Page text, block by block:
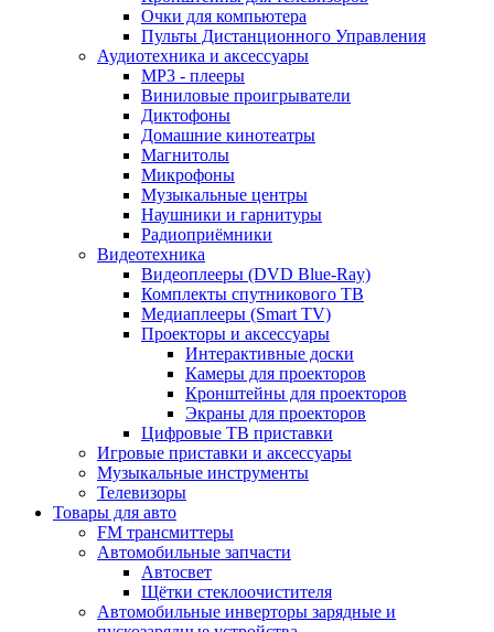
Очки для компьютера
Пульты Дистанционного Управления
Аудиотехника и аксессуары
MP3 - плееры
Виниловые проигрыватели
Диктофоны
Домашние кинотеатры
Магнитолы
Микрофоны
Музыкальные центры
Наушники и гарнитуры
Радиоприёмники
Видеотехника
Видеоплееры (DVD Blue-Ray)
Комплекты спутникового ТВ
Медиаплееры (Smart TV)
Проекторы и аксессуары
Интерактивные доски
Камеры для проекторов
Кронштейны для проекторов
Экраны для проекторов
Цифровые ТВ приставки
Игровые приставки и аксессуары
Музыкальные инструменты
Телевизоры
Товары для авто
FM трансмиттеры
Автомобильные запчасти
Автосвет
Щётки стеклоочистителя
Автомобильные инверторы зарядные и